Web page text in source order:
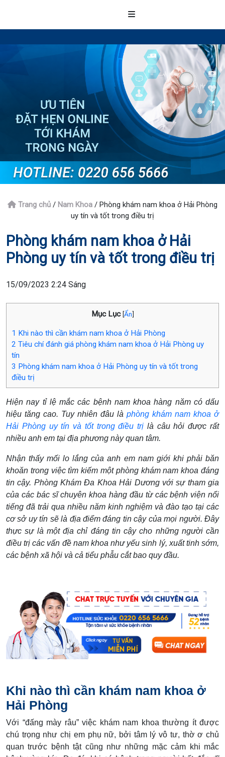
Trang chủ / Nam Khoa / Phòng khám nam khoa ở Hải Phòng
uy tín và tốt trong điều trị
Phòng khám nam khoa ở Hải
Phòng uy tín và tốt trong điều trị
15/09/2023 2:24 Sáng
Mục Lục [Ẩn]
1 Khi nào thì cần khám nam khoa ở Hải Phòng
2 Tiêu chí đánh giá phòng khám nam khoa ở Hải Phòng uy
tín
3 Phòng khám nam khoa ở Hải Phòng uy tín và tốt trong
điều trị
Hiện nay tỉ lệ mắc các bệnh nam khoa hàng năm có dấu
hiệu tăng cao. Tuy nhiên đâu là phòng khám nam khoa ở
Hải Phòng uy tín và tốt trong điều trị là câu hỏi được rất
nhiều anh em tại địa phương này quan tâm.
Nhận thấy mối lo lắng của anh em nam giới khi phải băn
khoăn trong việc tìm kiếm một phòng khám nam khoa đáng
tin cậy. Phòng Khám Đa Khoa Hải Dương với sự tham gia
của các bác sĩ chuyên khoa hàng đầu từ các bệnh viện nổi
tiếng đã trải qua nhiều năm kinh nghiệm và đào tạo tại các
cơ sở uy tín sẽ là địa điểm đáng tin cậy của mọi người. Đây
thực sự là một địa chỉ đáng tin cậy cho những người cần
điều trị các vấn đề nam khoa như yếu sinh lý, xuất tinh sớm,
các bệnh xã hội và cả tiểu phẫu cắt bao quy đầu.
Khi nào thì cần khám nam khoa ở
Hải Phòng
Với “đấng mày râu” việc khám nam khoa thường ít được
chú trọng như chị em phụ nữ, bởi tâm lý vô tư, thờ ơ chủ
quan trước bệnh tật cũng như những mặc cảm khi mắc